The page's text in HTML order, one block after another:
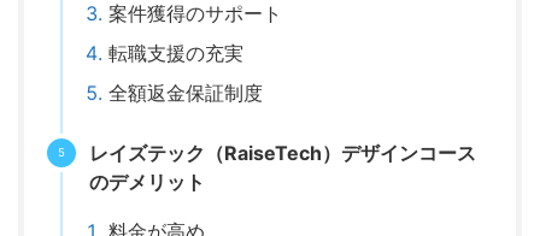
案件獲得のサポート
転職支援の充実
全額返金保証制度
レイズテック（RaiseTech）デザインコース
のデメリット